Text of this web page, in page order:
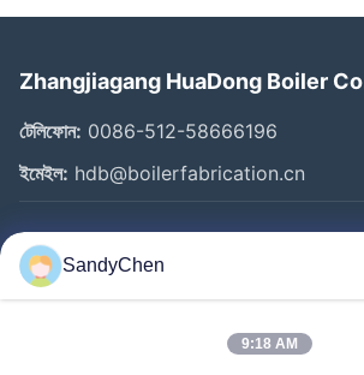
Zhangjiagang HuaDong Boiler
টেলিফোন: 0086-512-58666196
ইমেইল: hdb@boilerfabrication.cn
গুরুত্বপূর্ণ সংযোগ
বাড়ি
SandyChen
9:18 AM